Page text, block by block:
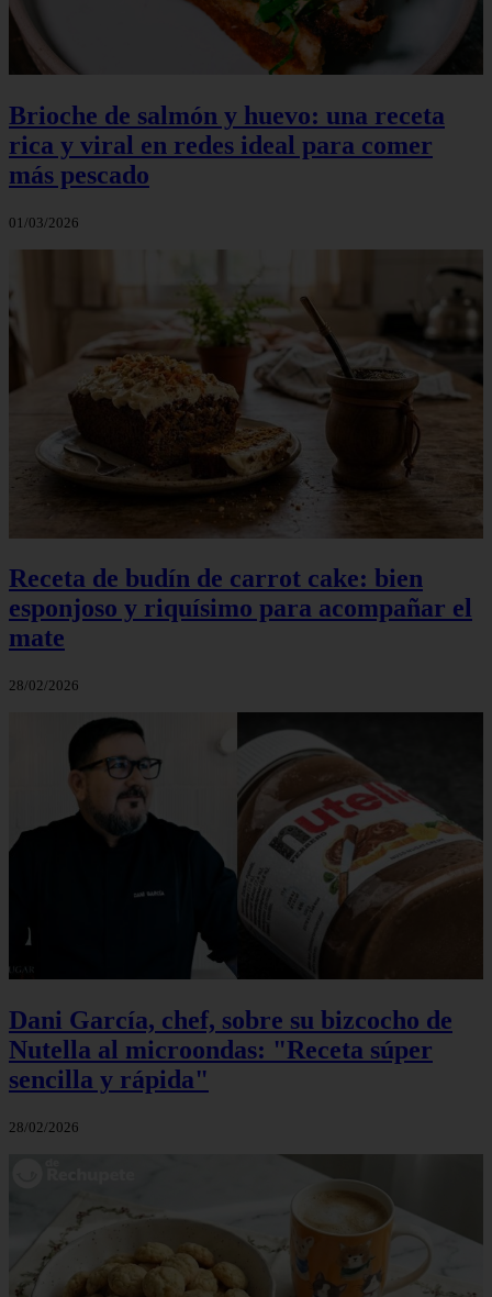
Brioche de salmón y huevo: una receta
rica y viral en redes ideal para comer
más pescado
01/03/2026
Receta de budín de carrot cake: bien
esponjoso y riquísimo para acompañar el
mate
28/02/2026
Dani García, chef, sobre su bizcocho de
Nutella al microondas: "Receta súper
sencilla y rápida"
28/02/2026